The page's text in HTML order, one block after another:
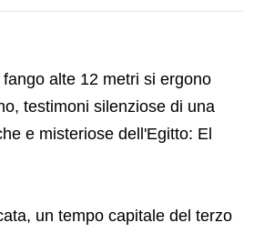
alte 12 metri si ergono
testimoni silenziose di una
e misteriose dell'Egitto: El
un tempo capitale del terzo